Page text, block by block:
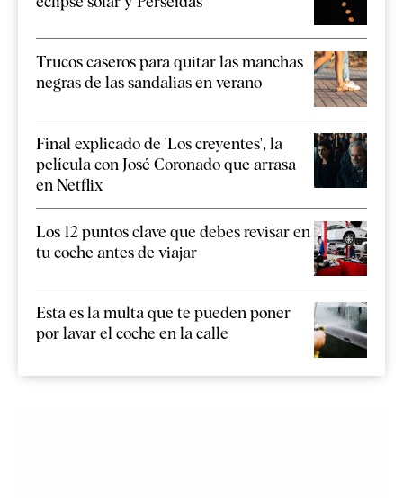
Trucos caseros para quitar las manchas
negras de las sandalias en verano
Final explicado de 'Los creyentes', la
película con José Coronado que arrasa
en Netflix
Los 12 puntos clave que debes revisar en
tu coche antes de viajar
Esta es la multa que te pueden poner
por lavar el coche en la calle